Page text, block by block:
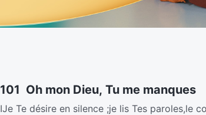
101 Oh mon Dieu, Tu me manques
ⅠJe Te désire en silence ;je lis Tes paroles,le